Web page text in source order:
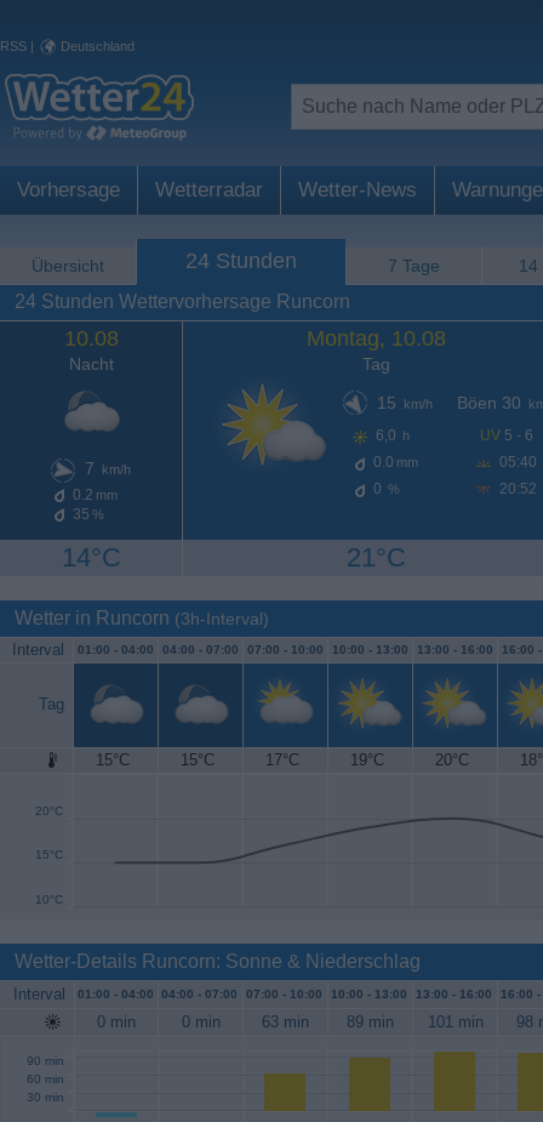
RSS | Deutschland
Vorhersage Wetterradar Wetter-News
Übersicht 24 Stunden 7 Tage 14
24 Stunden Wettervorhersage Runcorn
10.08
Nacht
7 km/h
0.2 mm
35 %
14°C
Montag, 10.08
Tag
15
km/h
6,0 h
0.0 mm
0 %
Böen 30
UV 5 - 6
05:40
20:52
21°C
Wetter in Runcorn (3h-Interval)
Interval 01:00 - 04:00 04:00 - 07:00 07:00 - 10:00 10:00 - 13:00 13:00 - 16:00 16:00
Tag
15°C 15°C 17°C 19°C 20°C
10°C
15°C
20°C
25°C
Wetter-Details Runcorn: Sonne & Niederschlag
Interval 01:00 - 04:00 04:00 - 07:00 07:00 - 10:00 10:00 - 13:00 13:00 - 16:00 16:00 -
0 min 0 min 63 min 89 min 101 min 98
30 min
60 min
90 min